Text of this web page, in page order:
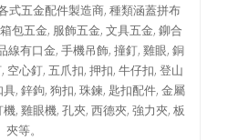
式五金配件製造商, 種類涵蓋拼布
包五金, 服飾五金, 文具五金, 鉚合
線有口金, 手機吊飾, 撞釘, 雞眼, 銅
心釘, 五爪扣, 押扣, 牛仔扣, 登山
, 鋅鉤, 狗扣, 珠鍊, 匙扣配件, 金屬
, 雞眼機, 孔夾, 西德夾, 強力夾, 板
夾等。